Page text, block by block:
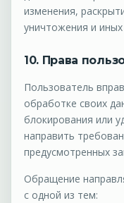
изменения,
уничтожения и
10. Права
Пользователь
обработке своих
блокирования или
направить
предусмотренных
Обращение
с одной из тем: